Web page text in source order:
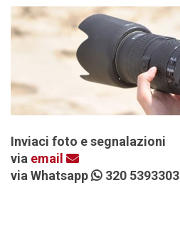
Inviaci foto e segnalazioni
via email
via Whatsapp
320 5393303